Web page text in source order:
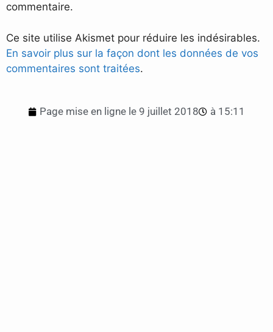
commentaire.
Ce site utilise Akismet pour réduire les indésirables.
En savoir plus sur la façon dont les données de vos
commentaires sont traitées.
Page mise en ligne le 9 juillet 2018 à 15:11